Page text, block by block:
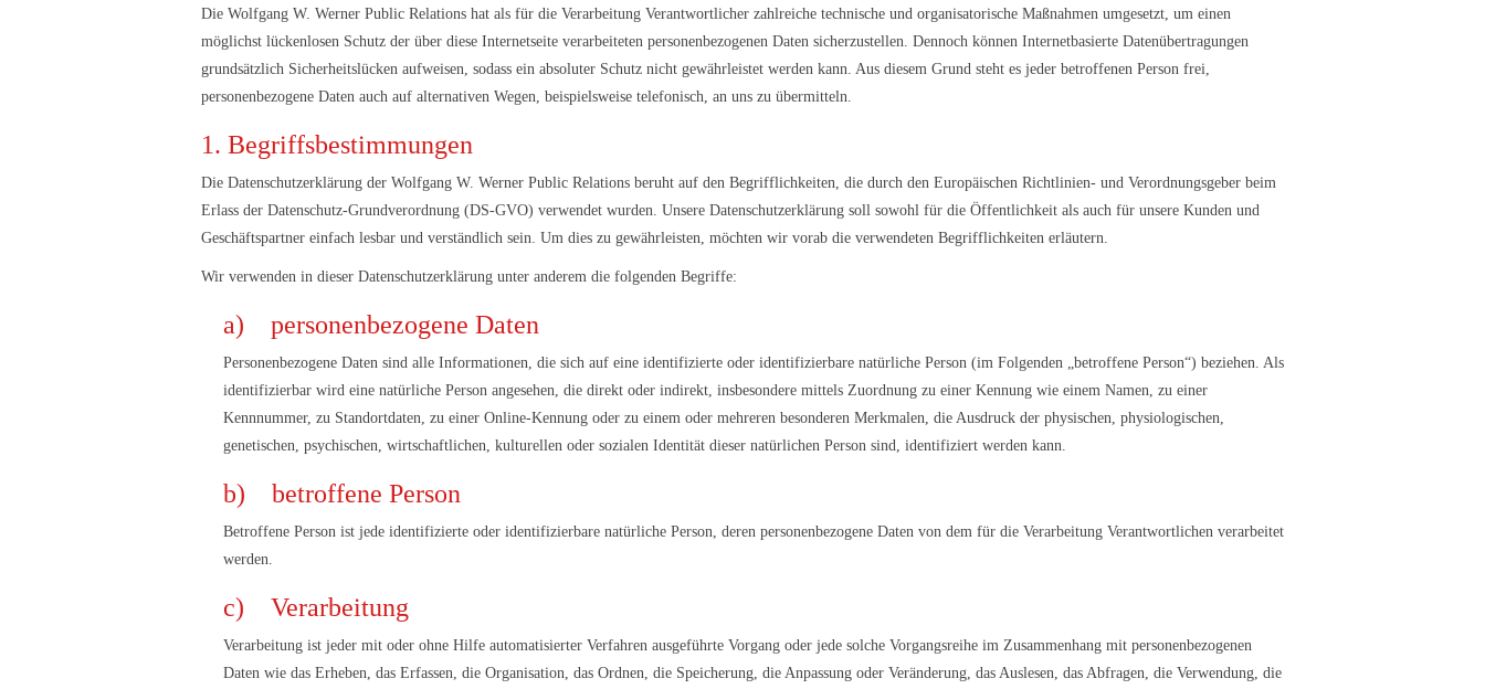
Die Wolfgang W. Werner Public Relations hat als für die Verarbeitung Verantwortlicher zahlreiche technische und organisatorische Maßnahmen umgesetzt, um einen
möglichst lückenlosen Schutz der über diese Internetseite verarbeiteten personenbezogenen Daten sicherzustellen. Dennoch können Internetbasierte Datenübertragungen
grundsätzlich Sicherheitslücken aufweisen, sodass ein absoluter Schutz nicht gewährleistet werden kann. Aus diesem Grund steht es jeder betroffenen Person frei,
personenbezogene Daten auch auf alternativen Wegen, beispielsweise telefonisch, an uns zu übermitteln.
1. Begriffsbestimmungen
Die Datenschutzerklärung der Wolfgang W. Werner Public Relations beruht auf den Begrifflichkeiten, die durch den Europäischen Richtlinien- und Verordnungsgeber beim
Erlass der Datenschutz-Grundverordnung (DS-GVO) verwendet wurden. Unsere Datenschutzerklärung soll sowohl für die Öffentlichkeit als auch für unsere Kunden und
Geschäftspartner einfach lesbar und verständlich sein. Um dies zu gewährleisten, möchten wir vorab die verwendeten Begrifflichkeiten erläutern.
Wir verwenden in dieser Datenschutzerklärung unter anderem die folgenden Begriffe:
a) personenbezogene Daten
Personenbezogene Daten sind alle Informationen, die sich auf eine identifizierte oder identifizierbare natürliche Person (im Folgenden „betroffene Person“) beziehen. Als
identifizierbar wird eine natürliche Person angesehen, die direkt oder indirekt, insbesondere mittels Zuordnung zu einer Kennung wie einem Namen, zu einer
Kennnummer, zu Standortdaten, zu einer Online-Kennung oder zu einem oder mehreren besonderen Merkmalen, die Ausdruck der physischen, physiologischen,
genetischen, psychischen, wirtschaftlichen, kulturellen oder sozialen Identität dieser natürlichen Person sind, identifiziert werden kann.
b) betroffene Person
Betroffene Person ist jede identifizierte oder identifizierbare natürliche Person, deren personenbezogene Daten von dem für die Verarbeitung Verantwortlichen verarbeitet
werden.
c) Verarbeitung
Verarbeitung ist jeder mit oder ohne Hilfe automatisierter Verfahren ausgeführte Vorgang oder jede solche Vorgangsreihe im Zusammenhang mit personenbezogenen
Daten wie das Erheben, das Erfassen, die Organisation, das Ordnen, die Speicherung, die Anpassung oder Veränderung, das Auslesen, das Abfragen, die Verwendung, die